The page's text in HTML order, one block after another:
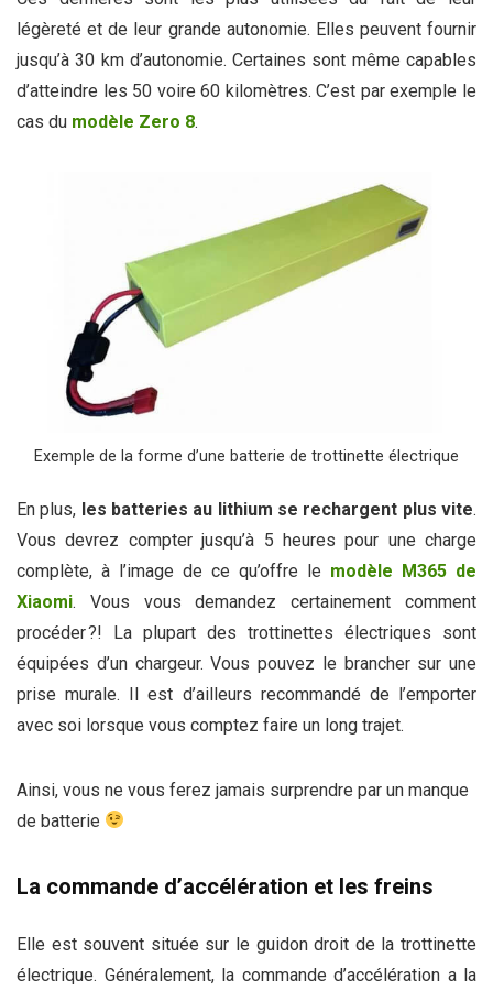
légèreté et de leur grande autonomie. Elles peuvent fournir
jusqu’à 30 km d’autonomie. Certaines sont même capables
d’atteindre les 50 voire 60 kilomètres. C’est par exemple le
cas du modèle Zero 8.
Exemple de la forme d’une batterie de trottinette électrique
En plus, les batteries au lithium se rechargent plus vite.
Vous devrez compter jusqu’à 5 heures pour une charge
complète, à l’image de ce qu’offre le modèle M365 de
Xiaomi. Vous vous demandez certainement comment
procéder ?! La plupart des trottinettes électriques sont
équipées d’un chargeur. Vous pouvez le brancher sur une
prise murale. Il est d’ailleurs recommandé de l’emporter
avec soi lorsque vous comptez faire un long trajet.
Ainsi, vous ne vous ferez jamais surprendre par un manque
de batterie
La commande d’accélération et les freins
Elle est souvent située sur le guidon droit de la trottinette
électrique. Généralement, la commande d’accélération a la